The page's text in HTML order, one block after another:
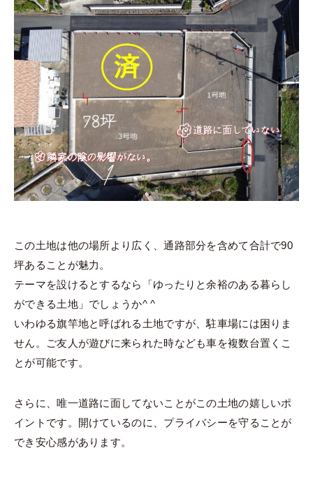
この土地は他の場所より広く、通路部分を含めて合計で90
坪あることが魅力。
テーマを設けるとするなら「ゆったりと余裕のある暮らし
ができる土地」でしょうか^ ^
いわゆる旗竿地と呼ばれる土地ですが、駐車場には困りま
せん。ご友人が遊びに来られた時なども車を複数台置くこ
とが可能です。
さらに、唯一道路に面してないことがこの土地の嬉しいポ
イントです。開けているのに、プライバシーを守ることが
でき安心感があります。